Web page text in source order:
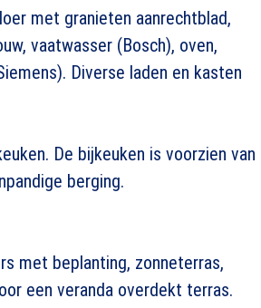
met granieten aanrechtblad,
vaatwasser (Bosch), oven,
Diverse laden en kasten
De bijkeuken is voorzien van
berging.
met beplanting, zonneterras,
een veranda overdekt terras.